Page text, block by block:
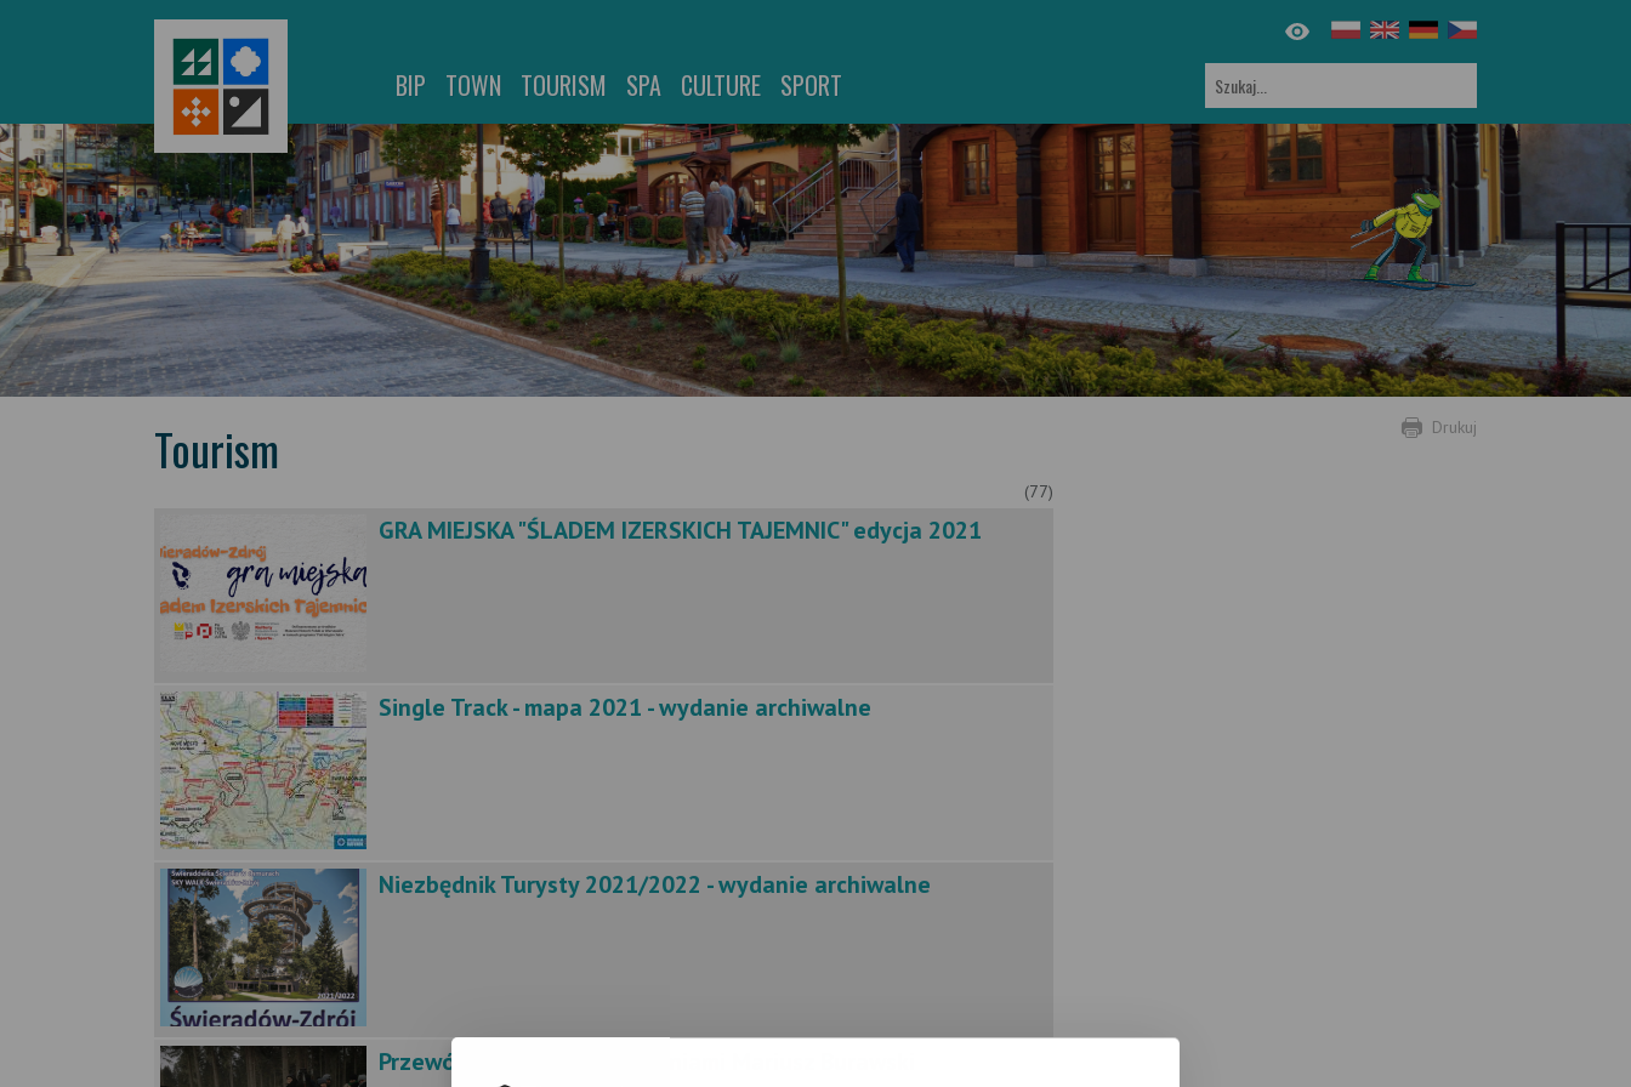
BIP TOWN TOURISM SPA CULTURE SPORT
Drukuj
Tourism
(77)
GRA MIEJSKA "ŚLADEM IZERSKICH TAJEMNIC" edycja 2021
Single Track - mapa 2021 - wydanie archiwalne
Niezbędnik Turysty 2021/2022 - wydanie archiwalne
Przewóz Osób - Bryczką i Saniami Mariusz Burawski